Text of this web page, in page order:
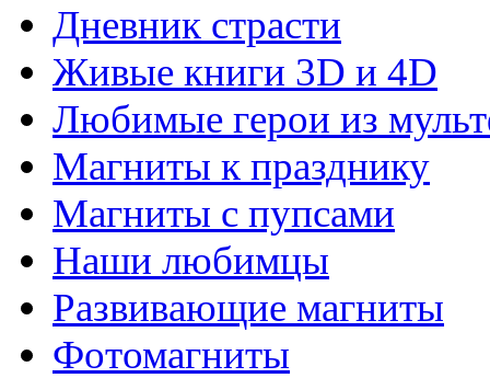
Дневник страсти
Живые книги 3D и 4D
Любимые герои из
Магниты к празднику
Магниты с пупсами
Наши любимцы
Развивающие магниты
Фотомагниты